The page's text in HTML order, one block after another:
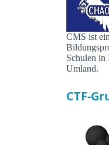
CMS ist
Schulen in
Umland.
CTF-